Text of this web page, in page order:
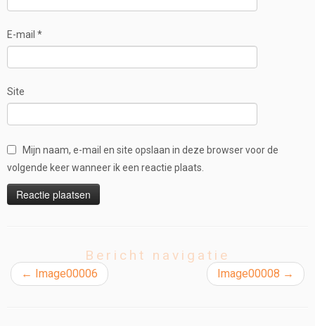
E-mail *
Site
Mijn naam, e-mail en site opslaan in deze browser voor de
volgende keer wanneer ik een reactie plaats.
Bericht navigatie
← Image00006 Image00008 →